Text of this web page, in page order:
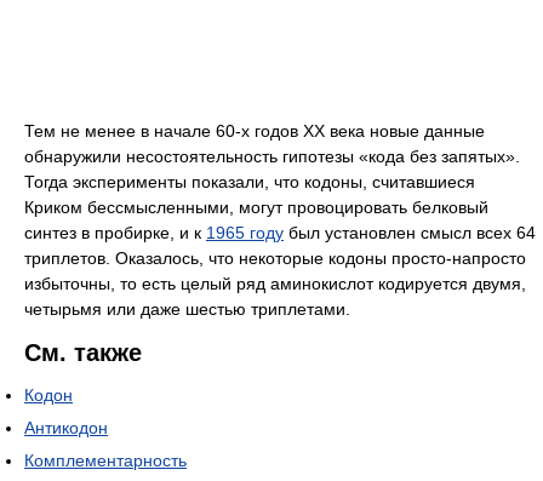
Тем не менее в начале 60-х годов XX века новые данные
обнаружили несостоятельность гипотезы «кода без запятых».
Тогда эксперименты показали, что кодоны, считавшиеся
Криком бессмысленными, могут провоцировать белковый
синтез в пробирке, и к 1965 году был установлен смысл всех 64
триплетов. Оказалось, что некоторые кодоны просто-напросто
избыточны, то есть целый ряд аминокислот кодируется двумя,
четырьмя или даже шестью триплетами.
См. также
Кодон
Антикодон
Комплементарность